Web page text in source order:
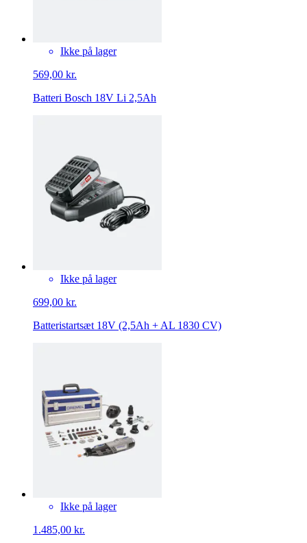
Ikke på lager
569,00 kr.
Batteri Bosch 18V Li 2,5Ah
Ikke på lager
699,00 kr.
Batteristartsæt 18V (2,5Ah + AL 1830 CV)
Ikke på lager
1.485,00 kr.